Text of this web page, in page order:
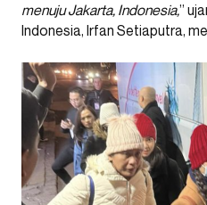
menuju Jakarta, Indonesia,”
Indonesia, Irfan Setiaputra,